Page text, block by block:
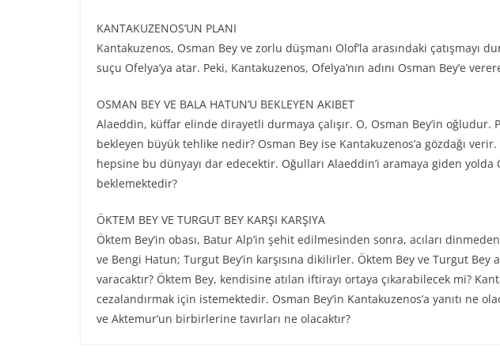
KANTAKUZENOS’UN PLANI
Kantakuzenos, Osman Bey ve zorlu düşmanı Olof’la arasındaki çatışmayı
suçu Ofelya’ya atar. Peki, Kantakuzenos, Ofelya’nın adını Osman Bey’e
OSMAN BEY VE BALA HATUN’U BEKLEYEN AKIBET
Alaeddin, küffar elinde dirayetli durmaya çalışır. O, Osman Bey’in oğludur.
bekleyen büyük tehlike nedir? Osman Bey ise Kantakuzenos’a gözdağı
hepsine bu dünyayı dar edecektir. Oğulları Alaeddin’i aramaya giden yolda
beklemektedir?
ÖKTEM BEY VE TURGUT BEY KARŞI KARŞIYA
Öktem Bey’in obası, Batur Alp’in şehit edilmesinden sonra, acıları
ve Bengi Hatun; Turgut Bey’in karşısına dikilirler. Öktem Bey ve Turgut
varacaktır? Öktem Bey, kendisine atılan iftirayı ortaya çıkarabilecek mi?
cezalandırmak için istemektedir. Osman Bey’in Kantakuzenos’a yanıtı ne
ve Aktemur’un birbirlerine tavırları ne olacaktır?